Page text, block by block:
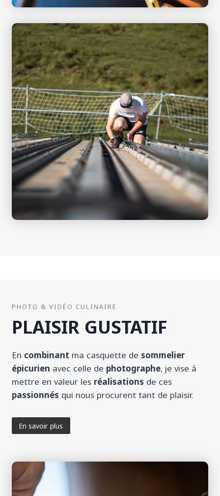
PHOTO & VIDÉO CULINAIRE
PLAISIR GUSTATIF
En combinant ma casquette de sommelier
épicurien avec celle de photographe, je vise à
mettre en valeur les réalisations de ces
passionnés qui nous procurent tant de plaisir.
En savoir plus